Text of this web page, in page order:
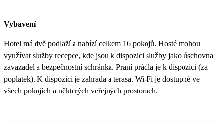
Vybavení
Hotel má dvě podlaží a nabízí celkem 16 pokojů. Hosté mohou
využívat služby recepce, kde jsou k dispozici služby jako úschovna
zavazadel a bezpečnostní schránka. Praní prádla je k dispozici (za
poplatek). K dispozici je zahrada a terasa. Wi-Fi je dostupné ve
všech pokojích a některých veřejných prostorách​.